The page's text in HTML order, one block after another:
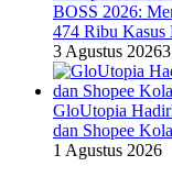
BOSS 2026:
474 Ribu Kasus
3 Agustus 2026
GloUtopia
dan Shopee
1 Agustus 2026